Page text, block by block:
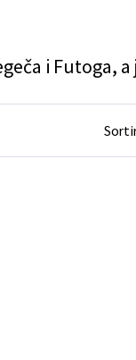
i Futoga,